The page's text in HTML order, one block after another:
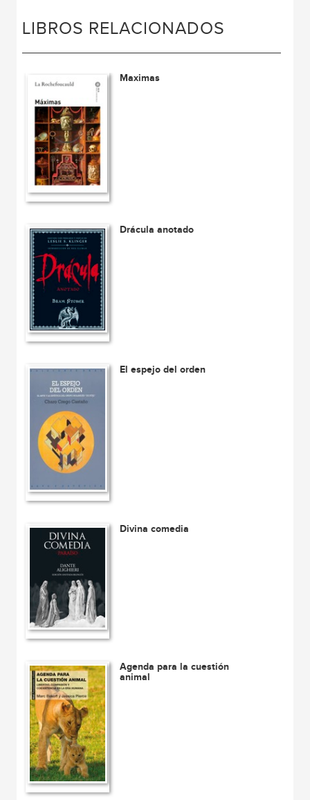
LIBROS RELACIONADOS
Maximas
Drácula anotado
El espejo del orden
Divina comedia
Agenda para la cuestión
animal